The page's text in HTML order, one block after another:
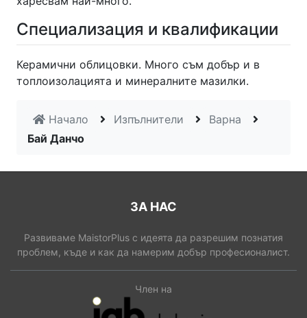
Специализация и квалификации
Керамични облицовки. Много съм добър и в
топлоизолацията и минералните мазилки.
Начало Изпълнители
Варна
Бай Данчо
ЗА НАС
Развиваме MaistorPlus с идеята да разрешим познатия
проблем, къде и как да намерим добър професионалист.
Член на